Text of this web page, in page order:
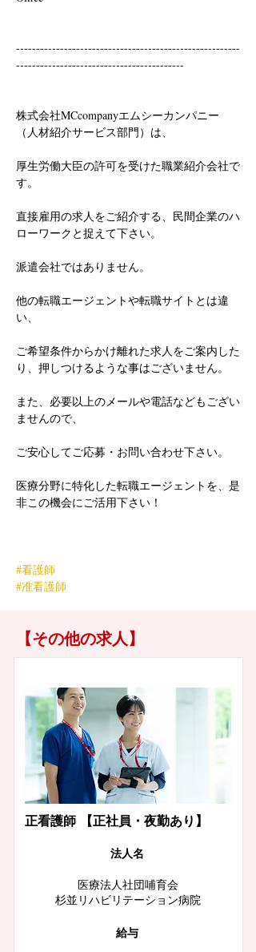
--------------------------------------------------------
------------------------------------------
株式会社MCcompanyエムシーカンパニー
（人材紹介サービス部門）は、
厚生労働大臣の許可を受けた職業紹介会社で
す。
直接雇用の求人をご紹介する、民間企業のハ
ローワークと捉えて下さい。
派遣会社ではありません。
他の転職エージェントや転職サイトとは違
い、
ご希望条件からかけ離れた求人をご案内した
り、押しつけるような事はございません。
また、必要以上のメールや電話などもござい
ませんので、
ご安心してご応募・お問い合わせ下さい。
医療分野に特化した転職エージェントを、是
非この機会にご活用下さい！
#看護師
#准看護師
【その他の求人】
東京都杉並区
正看護師 【正社員・夜勤あり】
​法人名
医療法人社団哺育会
杉並リハビリテーション病院
給与